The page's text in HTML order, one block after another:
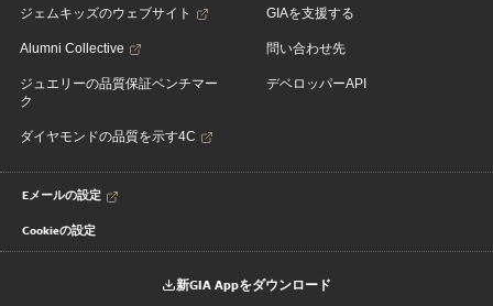
ジェムキッズのウェブサイト
Alumni Collective
ジュエリーの品質保証ベンチマー
ク
ダイヤモンドの品質を示す4C
GIAを支援する
問い合わせ先
デベロッパーAPI
Eメールの設定
Cookieの設定
新GIA Appをダウンロード